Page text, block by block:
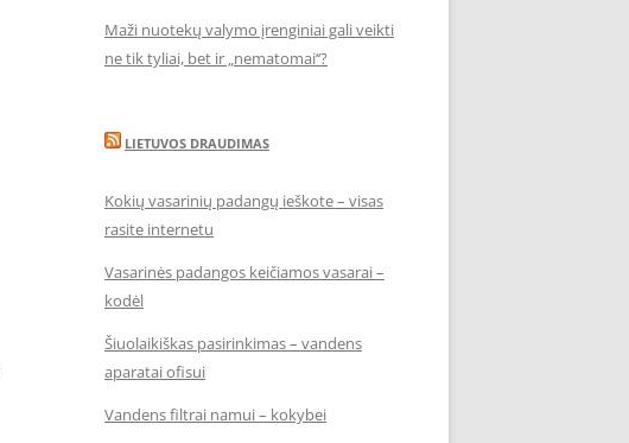
Maži nuotekų valymo įrenginiai gali veikti
ne tik tyliai, bet ir „nematomai‘‘?
LIETUVOS DRAUDIMAS
Kokių vasarinių padangų ieškote – visas
rasite internetu
Vasarinės padangos keičiamos vasarai –
kodėl
Šiuolaikiškas pasirinkimas – vandens
aparatai ofisui
Vandens filtrai namui – kokybei